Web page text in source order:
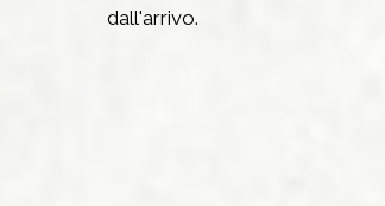
dall'arrivo.